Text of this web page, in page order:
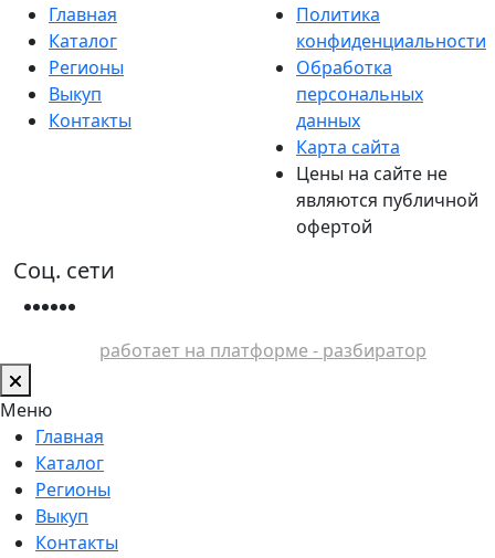
Главная
Каталог
Регионы
Выкуп
Контакты
Политика
конфиденциальности
Обработка
персональных
данных
Карта сайта
Цены на сайте не
являются публичной
офертой
Соц. сети
работает на платформе - разбиратор
Меню
Главная
Каталог
Регионы
Выкуп
Контакты